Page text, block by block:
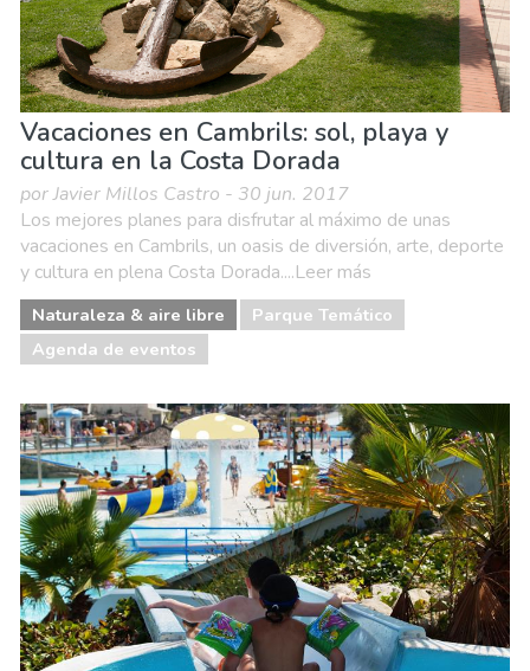
Vacaciones en Cambrils: sol, playa y
cultura en la Costa Dorada
por Javier Millos Castro - 30 jun. 2017
Los mejores planes para disfrutar al máximo de unas
vacaciones en Cambrils, un oasis de diversión, arte, deporte
y cultura en plena Costa Dorada....Leer más
Naturaleza & aire libre
Parque Temático
Agenda de eventos